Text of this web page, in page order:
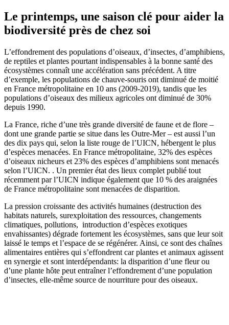
Le printemps, une saison clé pour aider la
biodiversité près de chez soi
L’effondrement des populations d’oiseaux, d’insectes, d’amphibiens,
de reptiles et plantes pourtant indispensables à la bonne santé des
écosystèmes connaît une accélération sans précédent. A titre
d’exemple, les populations de chauve-souris ont diminué de moitié
en France métropolitaine en 10 ans (2009-2019), tandis que les
populations d’oiseaux des milieux agricoles ont diminué de 30%
depuis 1990.
La France, riche d’une très grande diversité de faune et de flore –
dont une grande partie se situe dans les Outre-Mer – est aussi l’un
des dix pays qui, selon la liste rouge de l’UICN, hébergent le plus
d’espèces menacées. En France métropolitaine, 32% des espèces
d’oiseaux nicheurs et 23% des espèces d’amphibiens sont menacés
selon l’UICN. . Un premier état des lieux complet publié tout
récemment par l’UICN indique également que 10 % des araignées
de France métropolitaine sont menacées de disparition.
La pression croissante des activités humaines (destruction des
habitats naturels, surexploitation des ressources, changements
climatiques, pollutions, introduction d’espèces exotiques
envahissantes) dégrade fortement les écosystèmes, sans que leur soit
laissé le temps et l’espace de se régénérer. Ainsi, ce sont des chaînes
alimentaires entières qui s’effondrent car plantes et animaux agissent
en synergie et sont interdépendants: la disparition d’une fleur ou
d’une plante hôte peut entraîner l’effondrement d’une population
d’insectes, elle-même source de nourriture pour des oiseaux.